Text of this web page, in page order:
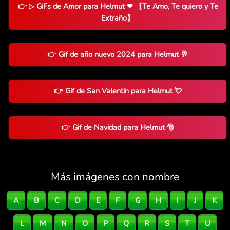
👉 ▷ GiFs de Amor para Helmut ❤ 【Te Amo, Te quiero y Te
Extraño】
👉 Gif de año nuevo 2024 para Helmut 🥂
👉 Gif de San Valentín para Helmut 💘
👉 Gif de Navidad para Helmut 🎅
Más imágenes con nombre
A B C D E F G H I J K
L M N O P Q R S T U